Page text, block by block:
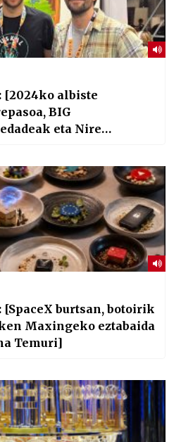
BIG
eta Nire
[SpaceX burtsan, botoirik
Maxingeko eztabaida
Temuri]